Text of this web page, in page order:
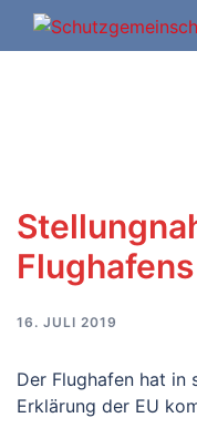
Zum
Flughafens
16. JULI 2019
Der Flughafen hat in
Erklärung der EU